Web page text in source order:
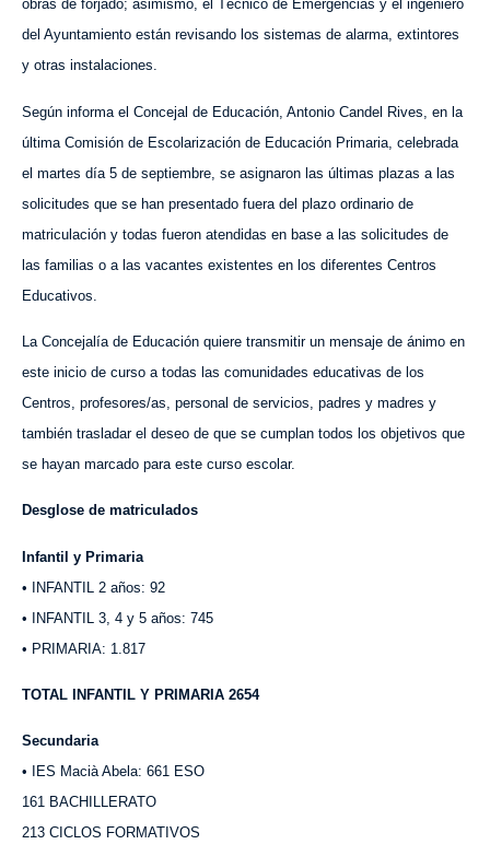
obras de forjado; asimismo, el Técnico de Emergencias y el ingeniero
del Ayuntamiento están revisando los sistemas de alarma, extintores
y otras instalaciones.
Según informa el Concejal de Educación, Antonio Candel Rives, en la
última Comisión de Escolarización de Educación Primaria, celebrada
el martes día 5 de septiembre, se asignaron las últimas plazas a las
solicitudes que se han presentado fuera del plazo ordinario de
matriculación y todas fueron atendidas en base a las solicitudes de
las familias o a las vacantes existentes en los diferentes Centros
Educativos.
La Concejalía de Educación quiere transmitir un mensaje de ánimo en
este inicio de curso a todas las comunidades educativas de los
Centros, profesores/as, personal de servicios, padres y madres y
también trasladar el deseo de que se cumplan todos los objetivos que
se hayan marcado para este curso escolar.
Desglose de matriculados
Infantil y Primaria
• INFANTIL 2 años: 92
• INFANTIL 3, 4 y 5 años: 745
• PRIMARIA: 1.817
TOTAL INFANTIL Y PRIMARIA 2654
Secundaria
• IES Macià Abela: 661 ESO
161 BACHILLERATO
213 CICLOS FORMATIVOS